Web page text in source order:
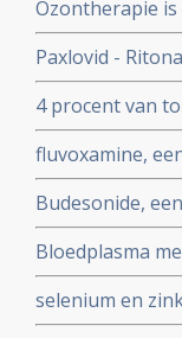
Ozontherapie
virussen - de
SARS-CoV-2
Paxlovid -
tijd wordt
4 procent van
na lichte
fluvoxamine,
het risico op
met de ziekte
Budesonide,
coronavirus -
Bloedplasma
en aspirine
selenium en
aan het